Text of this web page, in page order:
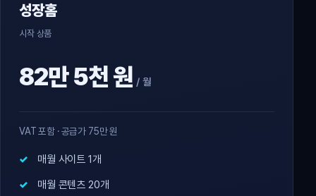
성장홈
시작 상품
82만 5천 원 / 월
VAT 포함 · 공급가 75만 원
매월 사이트 1개
매월 콘텐츠 20개